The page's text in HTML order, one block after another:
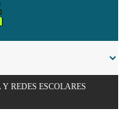
PN apresa hombre